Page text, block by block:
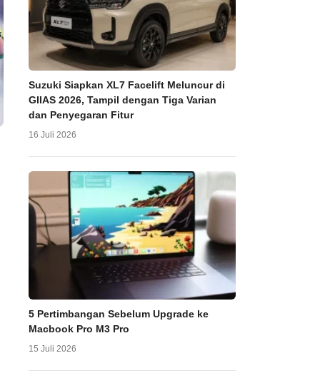
Suzuki Siapkan XL7 Facelift Meluncur di
GIIAS 2026, Tampil dengan Tiga Varian
dan Penyegaran Fitur
16 Juli 2026
5 Pertimbangan Sebelum Upgrade ke
Macbook Pro M3 Pro
15 Juli 2026